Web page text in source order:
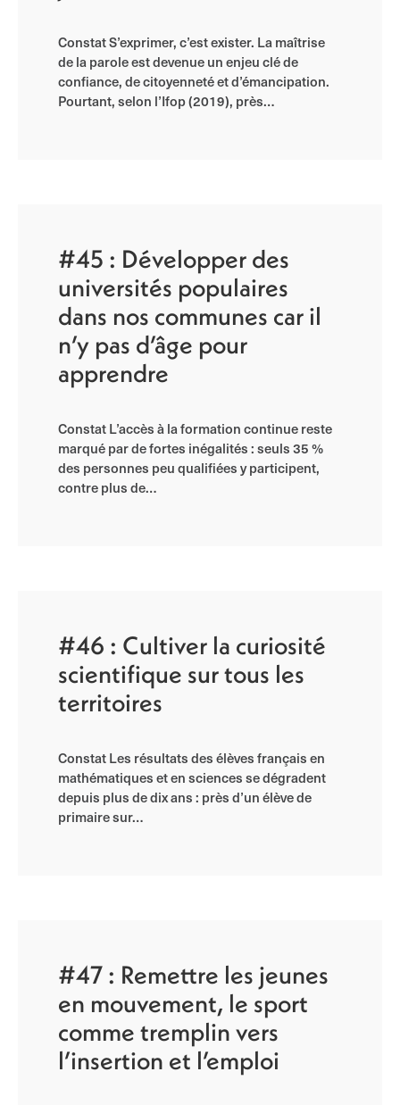
Constat S’exprimer, c’est exister. La maîtrise
de la parole est devenue un enjeu clé de
confiance, de citoyenneté et d’émancipation.
Pourtant, selon l’Ifop (2019), près…
#45 : Développer des
universités populaires
dans nos communes car il
n’y pas d’âge pour
apprendre
Constat L’accès à la formation continue reste
marqué par de fortes inégalités : seuls 35 %
des personnes peu qualifiées y participent,
contre plus de…
#46 : Cultiver la curiosité
scientifique sur tous les
territoires
Constat Les résultats des élèves français en
mathématiques et en sciences se dégradent
depuis plus de dix ans : près d’un élève de
primaire sur…
#47 : Remettre les jeunes
en mouvement, le sport
comme tremplin vers
l’insertion et l’emploi